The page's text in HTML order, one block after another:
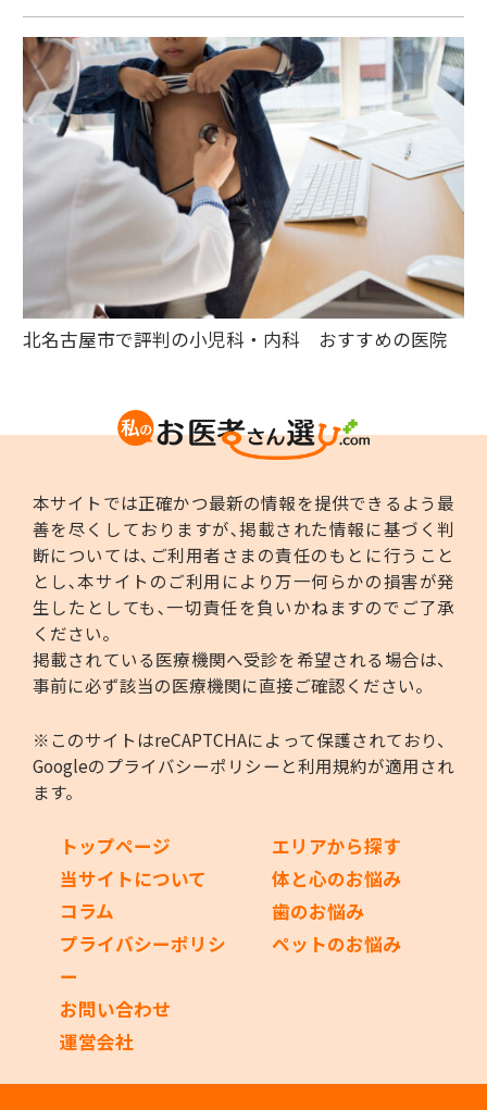
北名古屋市で評判の小児科・内科 おすすめの医院
本サイトでは正確かつ最新の情報を提供できるよう最
善を尽くしておりますが､掲載された情報に基づく判
断については､ご利用者さまの責任のもとに行うこと
とし､本サイトのご利用により万一何らかの損害が発
生したとしても､一切責任を負いかねますのでご了承
ください。
掲載されている医療機関へ受診を希望される場合は、
事前に必ず該当の医療機関に直接ご確認ください。
※このサイトはreCAPTCHAによって保護されており、
Googleのプライバシーポリシー と利用規約が適用され
ます。
トップページ
当サイトについて
コラム
プライバシーポリシ
ー
お問い合わせ
運営会社
エリアから探す
体と心のお悩み
歯のお悩み
ペットのお悩み